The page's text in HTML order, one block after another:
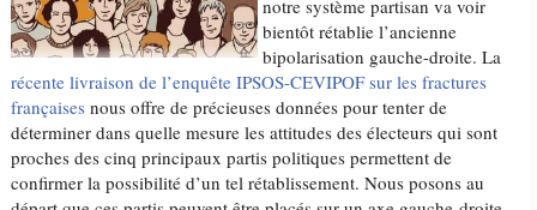
notre système partisan va voir
bientôt rétablie l’ancienne
bipolarisation gauche-droite. La
récente livraison de l’enquête IPSOS-CEVIPOF sur les fractures
françaises nous offre de précieuses données pour tenter de
déterminer dans quelle mesure les attitudes des électeurs qui sont
proches des cinq principaux partis politiques permettent de
confirmer la possibilité d’un tel rétablissement. Nous posons au